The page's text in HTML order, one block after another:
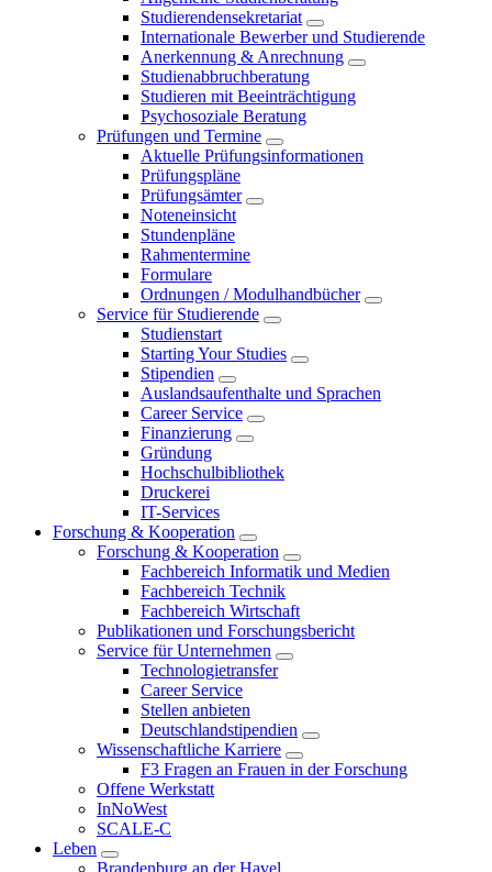
Studierendensekretariat
Internationale Bewerber und Studierende
Anerkennung & Anrechnung
Studienabbruchberatung
Studieren mit Beeinträchtigung
Psychosoziale Beratung
Prüfungen und Termine
Aktuelle Prüfungsinformationen
Prüfungspläne
Prüfungsämter
Noteneinsicht
Stundenpläne
Rahmentermine
Formulare
Ordnungen / Modulhandbücher
Service für Studierende
Studienstart
Starting Your Studies
Stipendien
Auslandsaufenthalte und Sprachen
Career Service
Finanzierung
Gründung
Hochschulbibliothek
Druckerei
IT-Services
Forschung & Kooperation
Forschung & Kooperation
Fachbereich Informatik und Medien
Fachbereich Technik
Fachbereich Wirtschaft
Publikationen und Forschungsbericht
Service für Unternehmen
Technologietransfer
Career Service
Stellen anbieten
Deutschlandstipendien
Wissenschaftliche Karriere
F3 Fragen an Frauen in der Forschung
Offene Werkstatt
InNoWest
SCALE-C
Leben
Brandenburg an der Havel